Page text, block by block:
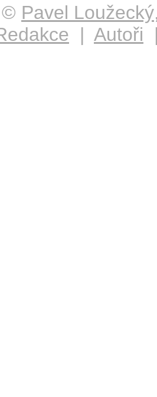
© Pavel Loužecký
| Autoři